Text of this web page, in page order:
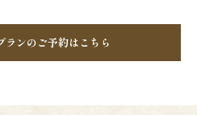
ランのご予約はこちら